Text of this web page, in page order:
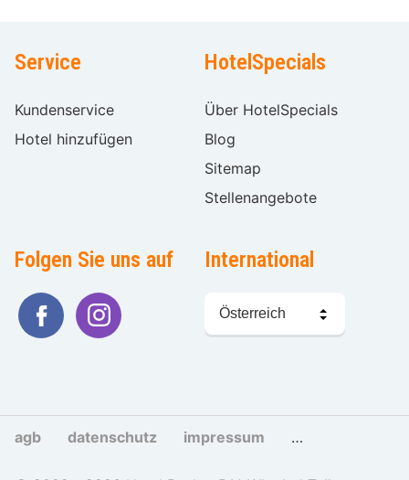
Service
Kundenservice
Hotel hinzufügen
HotelSpecials
Über HotelSpecials
Blog
Sitemap
Stellenangebote
Folgen Sie uns auf International
Sprache
wählen
agb datenschutz impressum cookies und